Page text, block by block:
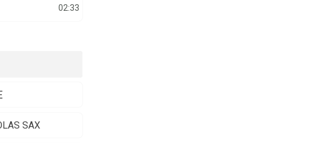
02:33
SAX